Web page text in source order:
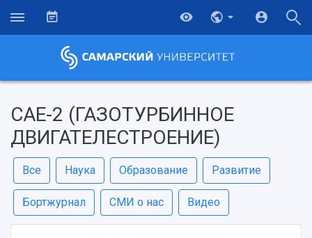
САЕ-2 (ГАЗОТУРБИННОЕ
ДВИГАТЕЛЕСТРОЕНИЕ)
Все Наука Образование Развитие
Бортжурнал СМИ о нас Видео